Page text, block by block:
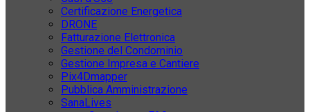
Certificazione Energetica
DRONE
Fatturazione Elettronica
Gestione del Condominio
Gestione Impresa e Cantiere
Pix4Dmapper
Pubblica Amministrazione
SanaLives